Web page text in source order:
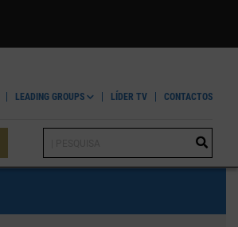
LEADING GROUPS LÍDER TV CONTACTOS